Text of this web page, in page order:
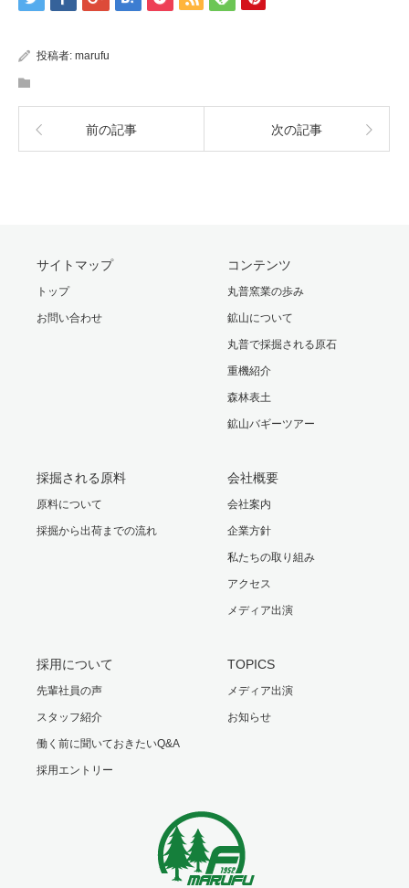
投稿者: marufu
前の記事 次の記事
サイトマップ
トップ
お問い合わせ
コンテンツ
丸普窯業の歩み
鉱山について
丸普で採掘される原石
重機紹介
森林表土
鉱山バギーツアー
採掘される原料
原料について
採掘から出荷までの流れ
会社概要
会社案内
企業方針
私たちの取り組み
アクセス
メディア出演
採用について
先輩社員の声
スタッフ紹介
働く前に聞いておきたいQ&A
採用エントリー
TOPICS
メディア出演
お知らせ